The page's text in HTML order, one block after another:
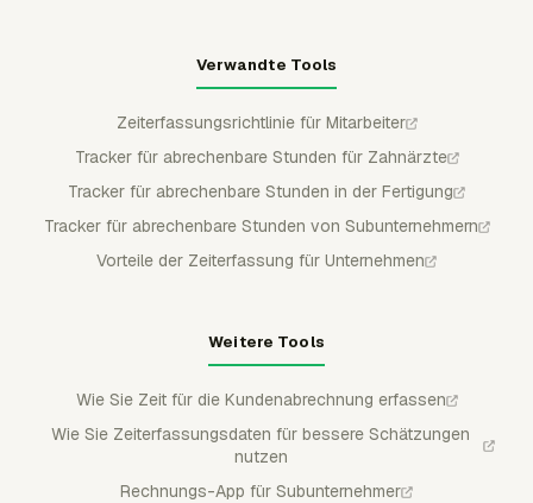
Verwandte Tools
Zeiterfassungsrichtlinie für Mitarbeiter
Tracker für abrechenbare Stunden für Zahnärzte
Tracker für abrechenbare Stunden in der Fertigung
Tracker für abrechenbare Stunden von Subunternehmern
Vorteile der Zeiterfassung für Unternehmen
Weitere Tools
Wie Sie Zeit für die Kundenabrechnung erfassen
Wie Sie Zeiterfassungsdaten für bessere Schätzungen
nutzen
Rechnungs-App für Subunternehmer